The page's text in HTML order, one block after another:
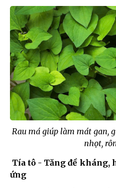
Rau má giúp làm mát gan,
nhọt,
Tía tô - Tăng đề kháng,
ứng